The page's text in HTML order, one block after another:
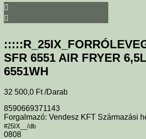
SFR 6551 AIR FRYER
6551WH
32 500,0 Ft /Darab
8590669371143
Forgalmazó: Vendesz KFT Származási
#25IX__/db
0808